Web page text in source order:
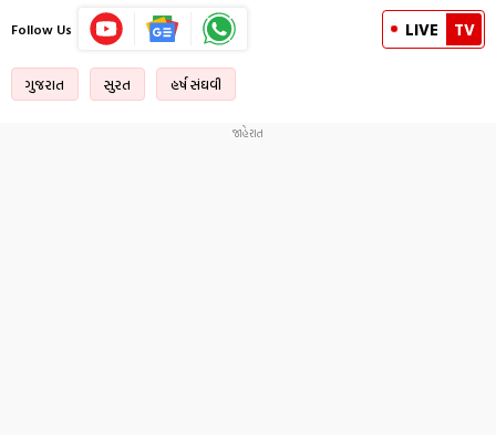
Follow Us LIVE TV
ગુજરાત સુરત હર્ષ સંઘવી